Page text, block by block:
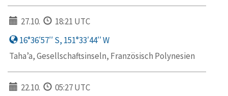
27.10.
18:21 UTC
16°36′57′′ S, 151°33′44′′ W
Taha’a, Gesellschaftsinseln, Französisch Polynesien
22.10.
05:27 UTC